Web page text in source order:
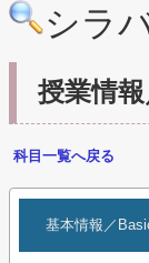
シラ
授業情
科目一覧へ戻る
基本情報／